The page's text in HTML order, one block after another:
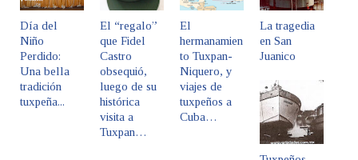
Día del
Niño
Perdido:
Una bella
tradición
tuxpeña...
El “regalo”
que Fidel
Castro
obsequió,
luego de su
histórica
visita a
Tuxpan…
El
hermanamien
to Tuxpan-
Niquero, y
viajes de
tuxpeños a
Cuba…
La tragedia
en San
Juanico